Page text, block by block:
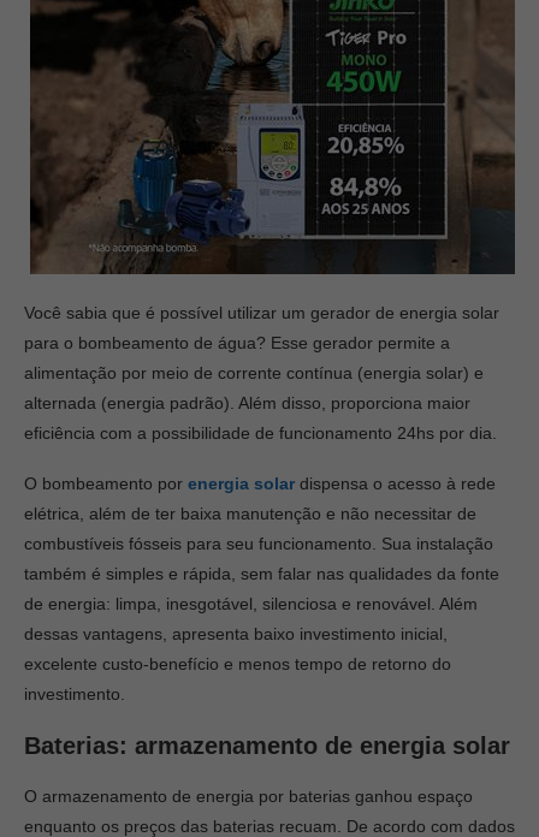
Você sabia que é possível utilizar um gerador de energia solar
para o bombeamento de água? Esse gerador permite a
alimentação por meio de corrente contínua (energia solar) e
alternada (energia padrão). Além disso, proporciona maior
eficiência com a possibilidade de funcionamento 24hs por dia.
O bombeamento por energia solar dispensa o acesso à rede
elétrica, além de ter baixa manutenção e não necessitar de
combustíveis fósseis para seu funcionamento. Sua instalação
também é simples e rápida, sem falar nas qualidades da fonte
de energia: limpa, inesgotável, silenciosa e renovável. Além
dessas vantagens, apresenta baixo investimento inicial,
excelente custo-benefício e menos tempo de retorno do
investimento.
Baterias: armazenamento de energia solar
O armazenamento de energia por baterias ganhou espaço
enquanto os preços das baterias recuam. De acordo com dados